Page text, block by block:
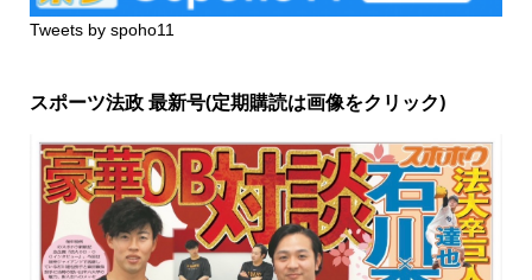
Tweets by spoho11
スポーツ法政 最新号(定期購読は画像をクリック)